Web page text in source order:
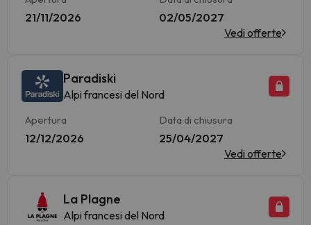
21/11/2026
02/05/2027
Vedi offerte
Paradiski
Alpi francesi del Nord
Apertura
12/12/2026
Data di chiusura
25/04/2027
Vedi offerte
La Plagne
Alpi francesi del Nord